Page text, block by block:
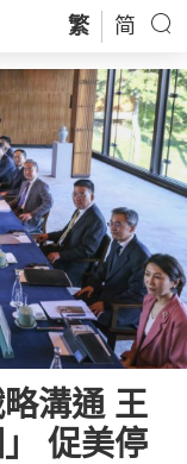
繁 简
溝通 王
促美停